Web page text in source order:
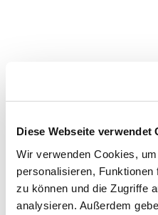
Diese Webseite verwendet
Wir verwenden Cookies,
personalisieren,
zu können und die Zugriffe
analysieren. Außerdem